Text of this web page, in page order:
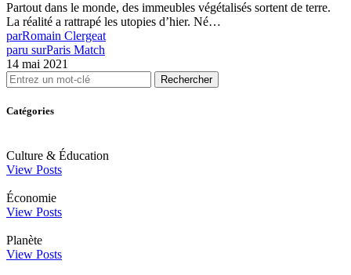
Partout dans le monde, des immeubles végétalisés sortent de terre.
La réalité a rattrapé les utopies d’hier. Né…
parRomain Clergeat
paru surParis Match
14 mai 2021
Rechercher
Catégories
Culture & Éducation
View Posts
Économie
View Posts
Planète
View Posts